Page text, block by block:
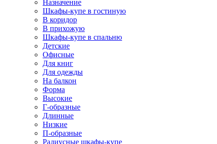
Назначение
Шкафы-купе в гостиную
В коридор
В прихожую
Шкафы-купе в спальню
Детские
Офисные
Для книг
Для одежды
На балкон
Форма
Высокие
Г-образные
Длинные
Низкие
П-образные
Радиусные шкафы-купе